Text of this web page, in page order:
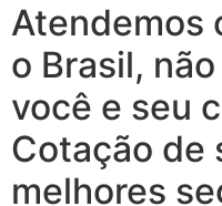
Atendemos
o Brasil,
você e seu
Cotação de
melhores